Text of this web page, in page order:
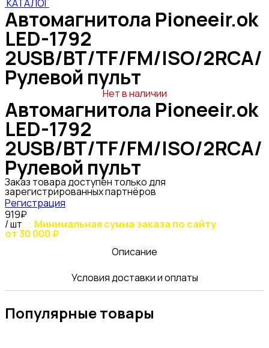
КАТАЛОГ
Автомагнитола Pioneeir.ok
LED-1792
2USB/BT/TF/FM/ISO/2RCA/
Рулевой пульт
Нет в наличии
Автомагнитола Pioneeir.ok
LED-1792
2USB/BT/TF/FM/ISO/2RCA/
Рулевой пульт
Заказ товара доступен только для
зарегистрированных партнёров
Регистрация
919₽
/ шт Минимальная сумма заказа по сайту
от 30 000 ₽
Описание
Условия доставки и оплаты
Популярные товары